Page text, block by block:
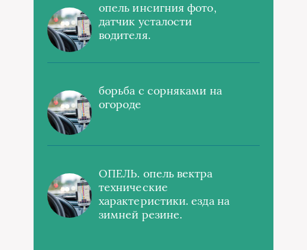
опель инсигния фото,
датчик усталости
водителя.
борьба с сорняками на
огороде
ОПЕЛЬ. опель вектра
технические
характеристики. езда на
зимней резине.